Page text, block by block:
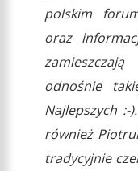
polskim
oraz
odnośnie
Najlepszych
również
tradycyjnie